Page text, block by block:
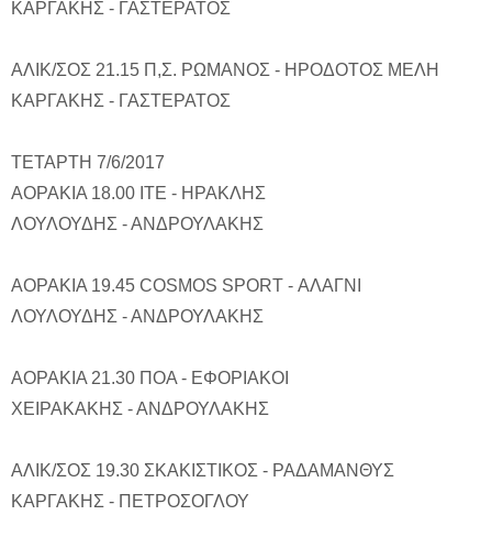
ΚΑΡΓΑΚΗΣ - ΓΑΣΤΕΡΑΤΟΣ
ΑΛΙΚ/ΣΟΣ 21.15 Π,Σ. ΡΩΜΑΝΟΣ - ΗΡΟΔΟΤΟΣ ΜΕΛΗ
ΚΑΡΓΑΚΗΣ - ΓΑΣΤΕΡΑΤΟΣ
ΤΕΤΑΡΤΗ 7/6/2017
ΑΟΡΑΚΙΑ 18.00 ΙΤΕ - ΗΡΑΚΛΗΣ
ΛΟΥΛΟΥΔΗΣ - ΑΝΔΡΟΥΛΑΚΗΣ
ΑΟΡΑΚΙΑ 19.45 COSMOS SPORT - ΑΛΑΓΝΙ
ΛΟΥΛΟΥΔΗΣ - ΑΝΔΡΟΥΛΑΚΗΣ
ΑΟΡΑΚΙΑ 21.30 ΠΟΑ - ΕΦΟΡΙΑΚΟΙ
ΧΕΙΡΑΚΑΚΗΣ - ΑΝΔΡΟΥΛΑΚΗΣ
ΑΛΙΚ/ΣΟΣ 19.30 ΣΚΑΚΙΣΤΙΚΟΣ - ΡΑΔΑΜΑΝΘΥΣ
ΚΑΡΓΑΚΗΣ - ΠΕΤΡΟΣΟΓΛΟΥ